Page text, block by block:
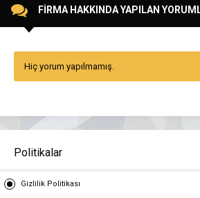
FİRMA HAKKINDA YAPILAN
Hiç yorum yapılmamış.
Politikalar
Gizlilik Politikası